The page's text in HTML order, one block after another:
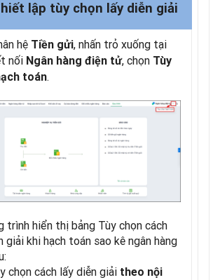
lập tùy chọn lấy diễn giải
hệ Tiền gửi, nhấn trỏ xuống tại
nối Ngân hàng điện tử, chọn Tùy
toán.
trình hiển thị bảng Tùy chọn cách
giải khi hạch toán sao kê ngân hàng
chọn cách lấy diễn giải theo nội